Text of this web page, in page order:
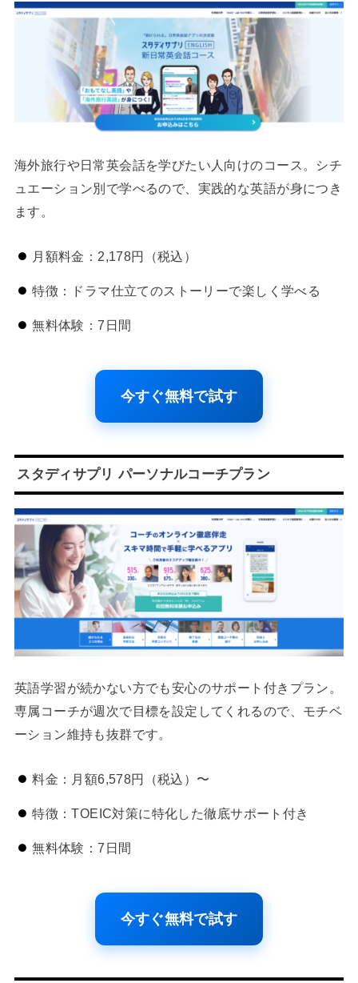
海外旅行や日常英会話を学びたい人向けのコース。シチ
ュエーション別で学べるので、実践的な英語が身につき
ます。
月額料金：2,178円（税込）
特徴：ドラマ仕立てのストーリーで楽しく学べる
無料体験：7日間
今すぐ無料で試す
スタディサプリ パーソナルコーチプラン
英語学習が続かない方でも安心のサポート付きプラン。
専属コーチが週次で目標を設定してくれるので、モチベ
ーション維持も抜群です。
料金：月額6,578円（税込）〜
特徴：TOEIC対策に特化した徹底サポート付き
無料体験：7日間
今すぐ無料で試す